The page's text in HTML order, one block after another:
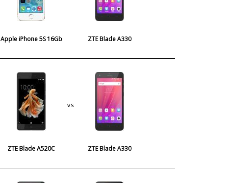
Apple iPhone 5S 16Gb ZTE Blade A330
ZTE Blade A520C
vs
ZTE Blade A330